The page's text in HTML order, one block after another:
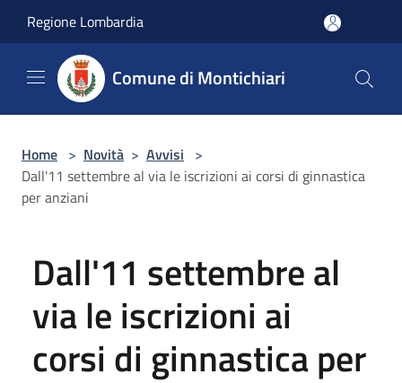
Regione Lombardia
Comune di Montichiari
Home > Novità > Avvisi >
Dall'11 settembre al via le iscrizioni ai corsi di ginnastica
per anziani
Dall'11 settembre al
via le iscrizioni ai
corsi di ginnastica per